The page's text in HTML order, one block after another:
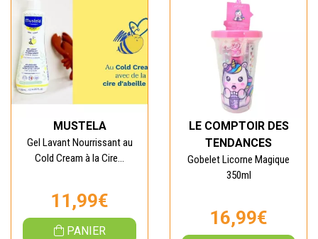
MUSTELA
Gel Lavant Nourrissant au
Cold Cream à la Cire...
11,99€
PANIER
LE COMPTOIR DES
TENDANCES
Gobelet Licorne Magique
350ml
16,99€